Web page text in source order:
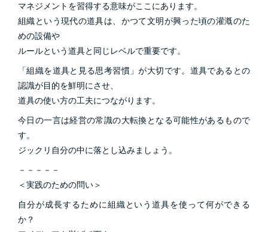
マネジメントを習得する意味がここにあります。
組織という現代の道具は、かつて文明が興った頃の灌漑のた
めの設備や
ルールという道具と同じレベルで重要です。
「組織を道具と見る思考習慣」が大切です。道具であるとの
認識が目的を鮮明にさせ、
道具の使い方の工夫につながります。
今日の一言は経営の常識の大転換となる可能性があるもので
す。
ジックリ自分の中に落とし込みましょう。
－－－－－
＜実践のための問い＞
自分が成長するために組織という道具を使って何ができる
か？